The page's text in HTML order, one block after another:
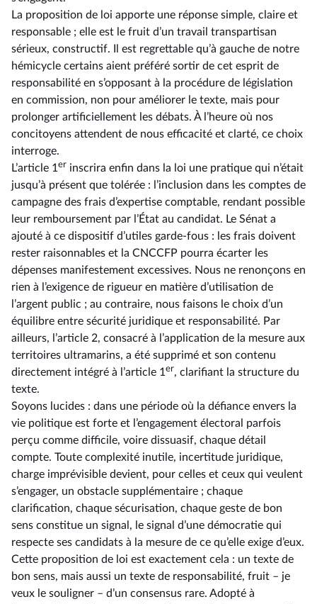
La proposition de loi apporte une réponse simple, claire et
responsable ; elle est le fruit d’un travail transpartisan
sérieux, constructif. Il est regrettable qu’à gauche de notre
hémicycle certains aient préféré sortir de cet esprit de
responsabilité en s’opposant à la procédure de législation
en commission, non pour améliorer le texte, mais pour
prolonger artificiellement les débats. À l’heure où nos
concitoyens attendent de nous efficacité et clarté, ce choix
interroge.
L’article 1 er inscrira enfin dans la loi une pratique qui n’était
jusqu’à présent que tolérée : l’inclusion dans les comptes de
campagne des frais d’expertise comptable, rendant possible
leur remboursement par l’État au candidat. Le Sénat a
ajouté à ce dispositif d’utiles garde-fous : les frais doivent
rester raisonnables et la CNCCFP pourra écarter les
dépenses manifestement excessives. Nous ne renonçons en
rien à l’exigence de rigueur en matière d’utilisation de
l’argent public ; au contraire, nous faisons le choix d’un
équilibre entre sécurité juridique et responsabilité. Par
ailleurs, l’article 2, consacré à l’application de la mesure aux
territoires ultramarins, a été supprimé et son contenu
directement intégré à l’article 1 er, clarifiant la structure du
texte.
Soyons lucides : dans une période où la défiance envers la
vie politique est forte et l’engagement électoral parfois
perçu comme difficile, voire dissuasif, chaque détail
compte. Toute complexité inutile, incertitude juridique,
charge imprévisible devient, pour celles et ceux qui veulent
s’engager, un obstacle supplémentaire ; chaque
clarification, chaque sécurisation, chaque geste de bon
sens constitue un signal, le signal d’une démocratie qui
respecte ses candidats à la mesure de ce qu’elle exige d’eux.
Cette proposition de loi est exactement cela : un texte de
bon sens, mais aussi un texte de responsabilité, fruit –⁠ je
veux le souligner – d’un consensus rare. Adopté à